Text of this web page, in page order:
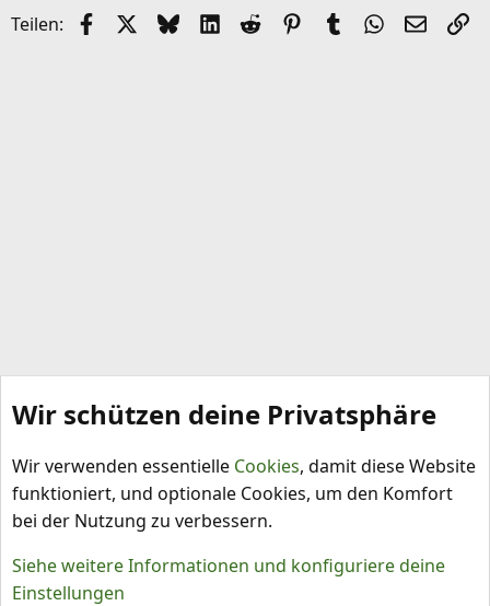
Teilen: FacebookX (Twitter)
BlueskyLinkedIn
Reddit Pinterest
Tumblr WhatsApp
E-Mail
Anbau und Pflege
Wir schützen deine Privatsphäre
Wir verwenden essentielle Cookies, damit diese Website
funktioniert, und optionale Cookies, um den Komfort
bei der Nutzung zu verbessern.
Siehe weitere Informationen und konfiguriere deine
Einstellungen